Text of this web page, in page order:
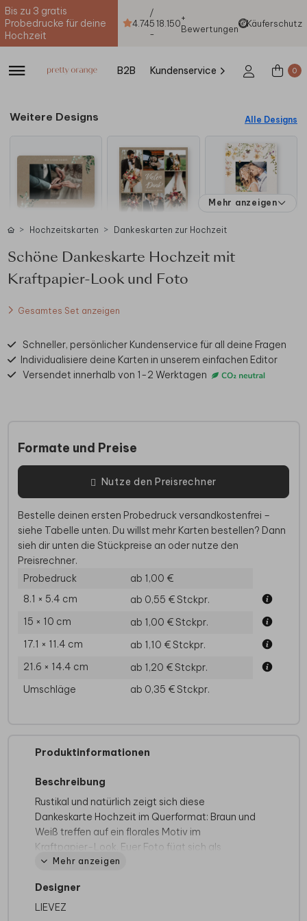
Bis zu 3 gratis
Probedrucke für deine
Hochzeit
4.74
/
5
-
18.150+
Bewertungen
Käuferschutz
B2B Kundenservice 0
Weitere Designs Alle Designs
Mehr anzeigen
Hochzeitskarten Dankeskarten zur Hochzeit
Schöne Dankeskarte Hochzeit mit
Kraftpapier-Look und Foto
Gesamtes Set anzeigen
Schneller, persönlicher Kundenservice für all deine Fragen
Individualisiere deine Karten in unserem einfachen Editor
Versendet innerhalb von 1-2 Werktagen
Formate und Preise
Nutze den Preisrechner
Bestelle deinen ersten Probedruck versandkostenfrei –
siehe Tabelle unten. Du willst mehr Karten bestellen? Dann
sieh dir unten die Stückpreise an oder nutze den
Preisrechner.
Probedruck
ab 1,00 €
8.1 × 5.4 cm
ab 0,55 €Stckpr.
15 × 10 cm
ab 1,00 €Stckpr.
17.1 × 11.4 cm
ab 1,10 €Stckpr.
21.6 × 14.4 cm
ab 1,20 €Stckpr.
Umschläge
ab 0,35 €Stckpr.
Produktinformationen
Beschreibung
Rustikal und natürlich zeigt sich diese
Dankeskarte Hochzeit im Querformat: Braun und
Weiß treffen auf ein florales Motiv im
Kraftpapier-Look. Euer Foto fügt sich als
persönliche Erinnerung ruhig in das einfache
Bedankt euch bei allen, die euren großen Tag
Mehr anzeigen
Designer
LIEVEZ